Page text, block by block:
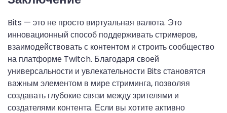
Bits — это не просто виртуальная валюта. Это
инновационный способ поддерживать стримеров,
взаимодействовать с контентом и строить сообщество
на платформе Twitch. Благодаря своей
универсальности и увлекательности Bits становятся
важным элементом в мире стриминга, позволяя
создавать глубокие связи между зрителями и
создателями контента. Если вы хотите активно